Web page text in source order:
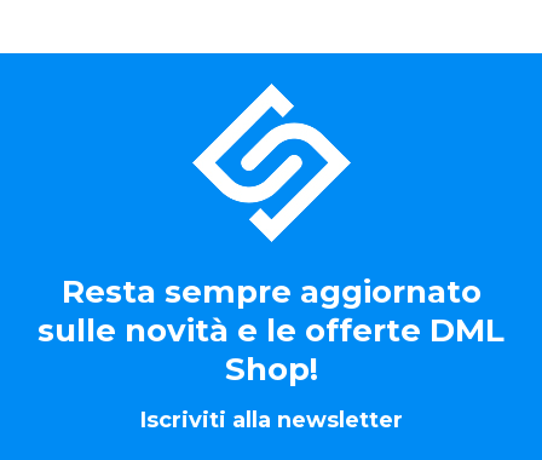
Resta sempre aggiornato
sulle novità e le offerte DML
Shop!
Iscriviti alla newsletter